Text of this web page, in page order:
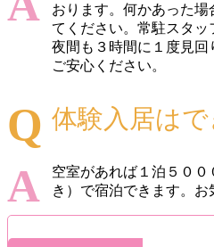
おります。何かあった
てください。常駐スタッ
夜間も３時間に１度見
ご安心ください。
体験入居は
空室があれば１泊５０
き）で宿泊できます。お